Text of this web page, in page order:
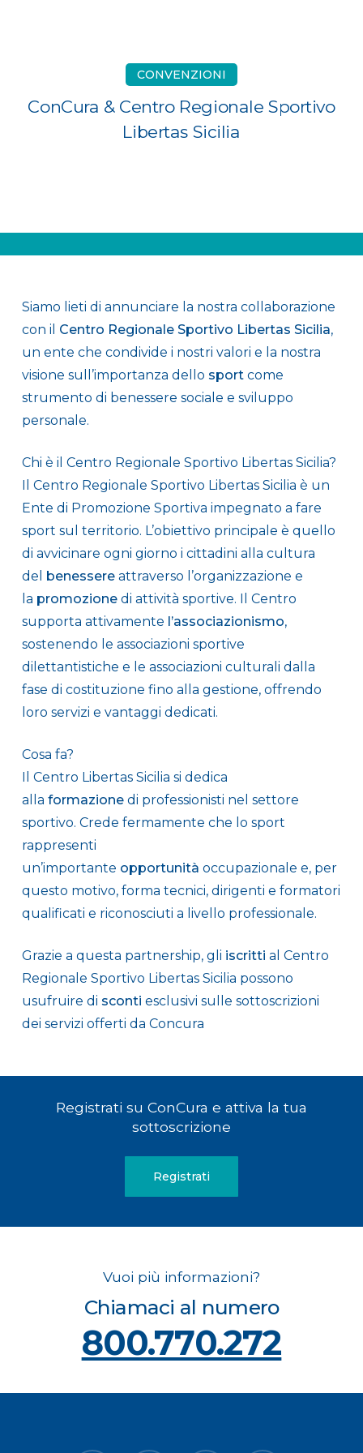
CONVENZIONI
ConCura & Centro Regionale Sportivo
Libertas Sicilia
Siamo lieti di annunciare la nostra collaborazione
con il Centro Regionale Sportivo Libertas Sicilia,
un ente che condivide i nostri valori e la nostra
visione sull’importanza dello sportcome
strumento di benessere sociale e sviluppo
personale.
Chi è il Centro Regionale Sportivo Libertas Sicilia?
Il Centro Regionale Sportivo Libertas Sicilia è un
Ente di Promozione Sportiva impegnato a fare
sport sul territorio. L’obiettivo principale è quello
di avvicinare ogni giorno i cittadini alla cultura
del
benessereattraverso l’organizzazione e
la promozionedi attività sportive. Il Centro
supporta attivamente l’associazionismo,
sostenendo le associazioni sportive
dilettantistiche e le associazioni culturali dalla
fase di costituzione fino alla gestione, offrendo
loro servizi e vantaggi dedicati.
Cosa fa?
Il Centro Libertas Sicilia si dedica
alla formazionedi professionisti nel settore
sportivo. Crede fermamente che lo sport
rappresenti
un’importante opportunità occupazionale e, per
questo motivo, forma tecnici, dirigenti e formatori
qualificati e riconosciuti a livello professionale.
Grazie a questa partnership, gli iscritti al Centro
Regionale Sportivo Libertas Sicilia possono
usufruire di sconti esclusivi sulle sottoscrizioni
dei servizi offerti da Concura
Registrati su ConCura e attiva la tua
sottoscrizione
Registrati
Vuoi più informazioni?
Chiamaci al numero
800.770.272